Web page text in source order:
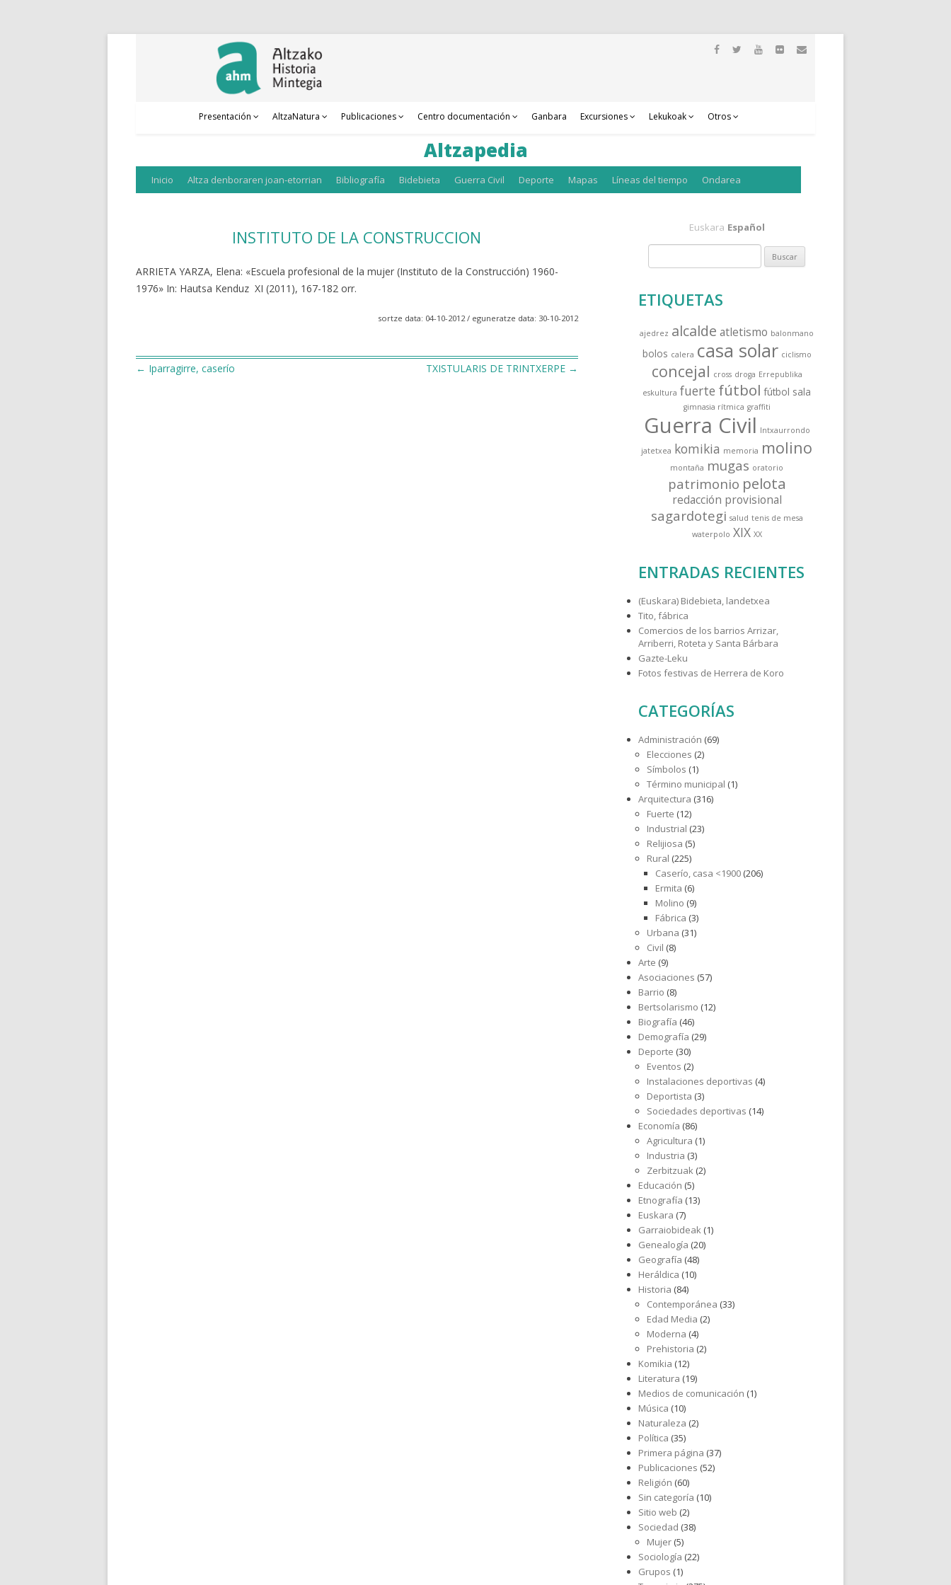
Presentación AltzaNatura Publicaciones Centro documentación Ganbara Excursiones Lekukoak Otros
Altzapedia
Saltar
Inicio Altza denboraren joan-etorrian Bibliografía Bidebieta Guerra Civil Deporte Mapas Líneas del tiempo Ondarea
INSTITUTO DE LA CONSTRUCCION
ARRIETA YARZA, Elena: «Escuela profesional de la mujer (Instituto de la Construcción) 1960-
1976» In: Hautsa Kenduz XI (2011), 167-182 orr.
sortze data: 04-10-2012 / eguneratze data: 30-10-2012
Navegación
← Iparragirre, caserío TXISTULARIS DE TRINTXERPE →
Euskara Español
c
r
ETIQUETAS
ajedrez alcalde atletismo balonmano
bolos calera casa solar ciclismo
concejal cross droga Errepublika
eskultura fuerte fútbol fútbol sala
gimnasia rítmica graffiti
Guerra Civil Intxaurrondo
jatetxea komikia memoria molino
montaña mugas oratorio
patrimonio pelota
redacción provisional
sagardotegi salud tenis de mesa
waterpolo XIX XX
ENTRADAS RECIENTES
(Euskara) Bidebieta, landetxea
Tito, fábrica
Comercios de los barrios Arrizar,
Arriberri, Roteta y Santa Bárbara
Gazte-Leku
Fotos festivas de Herrera de Koro
CATEGORÍAS
Administración (69)
Elecciones (2)
Símbolos (1)
Término municipal (1)
Arquitectura (316)
Fuerte (12)
Industrial (23)
Relijiosa (5)
Rural (225)
Caserío, casa <1900 (206)
Ermita (6)
Molino (9)
Fábrica (3)
Urbana (31)
Civil (8)
Arte (9)
Asociaciones (57)
Barrio (8)
Bertsolarismo (12)
Biografía (46)
Demografía (29)
Deporte (30)
Eventos (2)
Instalaciones deportivas (4)
Deportista (3)
Sociedades deportivas (14)
Economía (86)
Agricultura (1)
Industria (3)
Zerbitzuak (2)
Educación (5)
Etnografía (13)
Euskara (7)
Garraiobideak (1)
Genealogía (20)
Geografía (48)
Heráldica (10)
Historia (84)
Contemporánea (33)
Edad Media (2)
Moderna (4)
Prehistoria (2)
Komikia (12)
Literatura (19)
Medios de comunicación (1)
Música (10)
Naturaleza (2)
Política (35)
Primera página (37)
Publicaciones (52)
Religión (60)
Sin categoría (10)
Sitio web (2)
Sociedad (38)
Mujer (5)
Sociología (22)
Grupos (1)